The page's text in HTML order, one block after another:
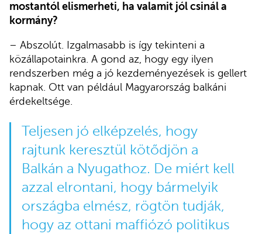
mostantól elismerheti, ha valamit jól csinál a
kormány?
– Abszolút. Izgalmasabb is így tekinteni a
közállapotainkra. A gond az, hogy egy ilyen
rendszerben még a jó kezdeményezések is gellert
kapnak. Ott van például Magyarország balkáni
érdekeltsége.
Teljesen jó elképzelés, hogy
rajtunk keresztül kötődjön a
Balkán a Nyugathoz. De miért kell
azzal elrontani, hogy bármelyik
országba elmész, rögtön tudják,
hogy az ottani maffiózó politikus